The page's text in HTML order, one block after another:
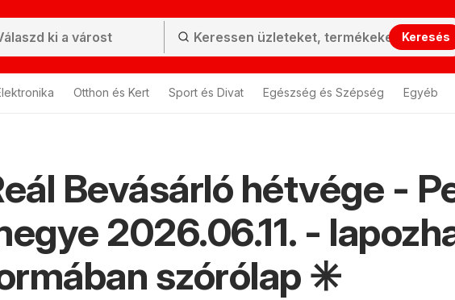
Keresés
Otthon és Kert Sport és Divat Egészség és Szépség Egyéb
Bevásárló hétvége -
2026.06.11. -
szórólap ✳️